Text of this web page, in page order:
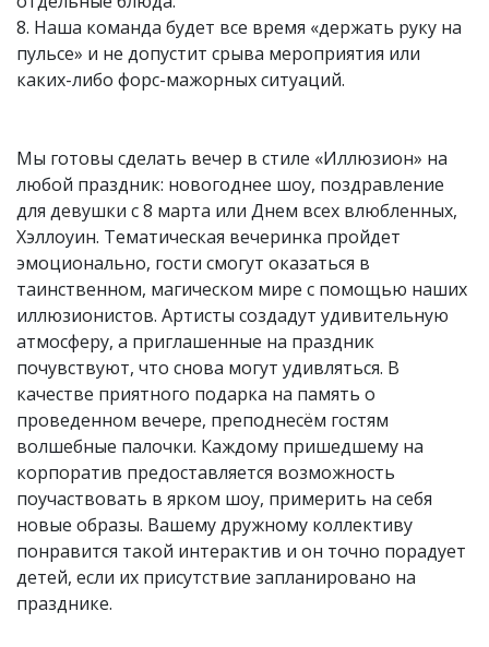
8. Наша команда будет все время «держать руку на
пульсе» и не допустит срыва мероприятия или
каких-либо форс-мажорных ситуаций.
Мы готовы сделать вечер в стиле «Иллюзион» на
любой праздник: новогоднее шоу, поздравление
для девушки с 8 марта или Днем всех влюбленных,
Хэллоуин. Тематическая вечеринка пройдет
эмоционально, гости смогут оказаться в
таинственном, магическом мире с помощью наших
иллюзионистов. Артисты создадут удивительную
атмосферу, а приглашенные на праздник
почувствуют, что снова могут удивляться. В
качестве приятного подарка на память о
проведенном вечере, преподнесём гостям
волшебные палочки. Каждому пришедшему на
корпоратив предоставляется возможность
поучаствовать в ярком шоу, примерить на себя
новые образы. Вашему дружному коллективу
понравится такой интерактив и он точно порадует
детей, если их присутствие запланировано на
празднике.